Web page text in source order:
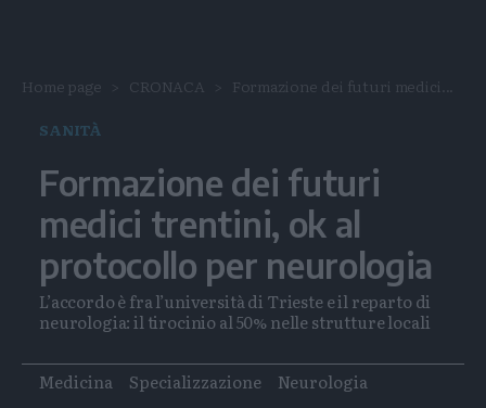
Home page CRONACA Formazione dei futuri medici...
SANITÀ
Formazione dei futuri
medici trentini, ok al
protocollo per neurologia
L’accordo è fra l’università di Trieste e il reparto di
neurologia: il tirocinio al 50% nelle strutture locali
Tags
Medicina Specializzazione
Neurologia